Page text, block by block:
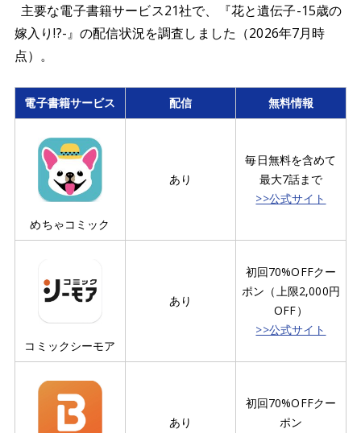
主要な電子書籍サービス21社で、『花と遺伝子-15歳の
嫁入り!?-』の配信状況を調査しました（2026年7月時
点）。
電子書籍サービス 配信 無料情報
めちゃコミック
あり
毎日無料を含めて
最大7話まで
>>公式サイト
コミックシーモア
あり
初回70%OFFクー
ポン（上限2,000円
OFF）
>>公式サイト
あり
初回70%OFFクー
ポン